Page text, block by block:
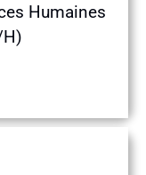
Humaines